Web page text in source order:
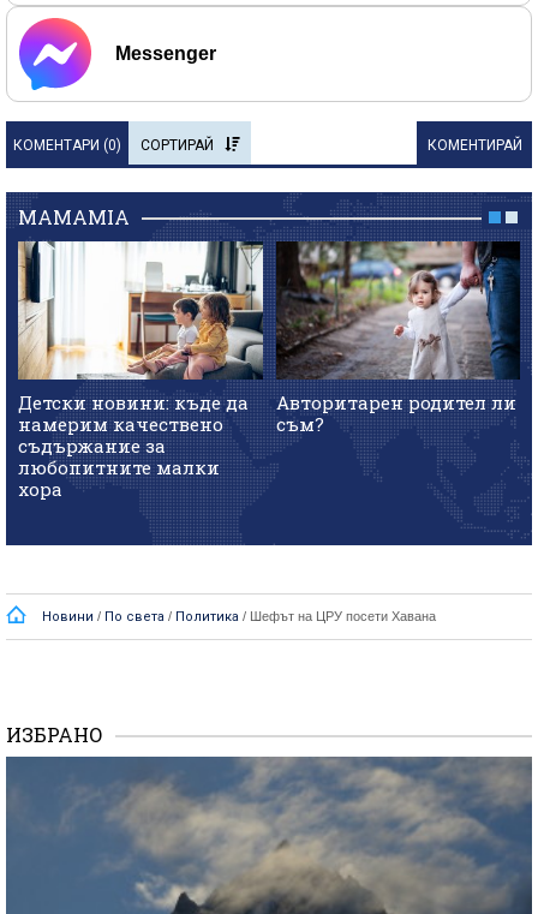
Messenger
КОМЕНТАРИ (0) СОРТИРАЙ КОМЕНТИРАЙ
MAMAMIA
Детски новини: къде да
намерим качествено
съдържание за
любопитните малки
хора
Авторитарен родител ли
съм?
Новини / По света / Политика / Шефът на ЦРУ посети Хавана
ИЗБРАНО